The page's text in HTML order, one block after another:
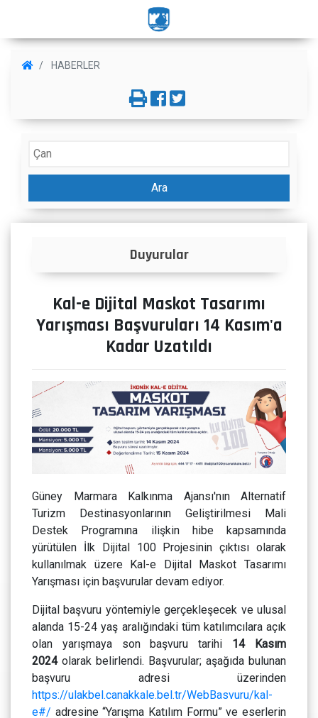
HABERLER
Ara
Kal-e Dijital Maskot Tasarımı
Yarışması Başvuruları 14 Kasım'a
Kadar Uzatıldı
Güney Marmara Kalkınma Ajansı'nın Alternatif
Turizm Destinasyonlarının Geliştirilmesi Mali
Destek Programına ilişkin hibe kapsamında
yürütülen İlk Dijital 100 Projesinin çıktısı olarak
kullanılmak üzere Kal-e Dijital Maskot Tasarımı
Yarışması için başvurular devam ediyor.
Dijital başvuru yöntemiyle gerçekleşecek ve ulusal
alanda 15-24 yaş aralığındaki tüm katılımcılara açık
olan yarışmaya son başvuru tarihi 14Kasım
2024 olarak belirlendi. Başvurular; aşağıda bulunan
başvuru adresi üzerinden
https://ulakbel.canakkale.bel.tr/WebBasvuru/kal-
e#/ adresine “Yarışma Katılım Formu” ve eserlerin